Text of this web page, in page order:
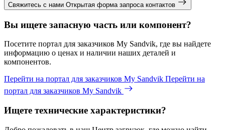
Свяжитесь с нами Открытая форма запроса контактов
Вы ищете запасную часть или компонент?
Посетите портал для заказчиков My Sandvik, где вы найдете
информацию о ценах и наличии наших деталей и
компонентов.
Перейти на портал для заказчиков My Sandvik Перейти на
портал для заказчиков My Sandvik
Ищете технические характеристики?